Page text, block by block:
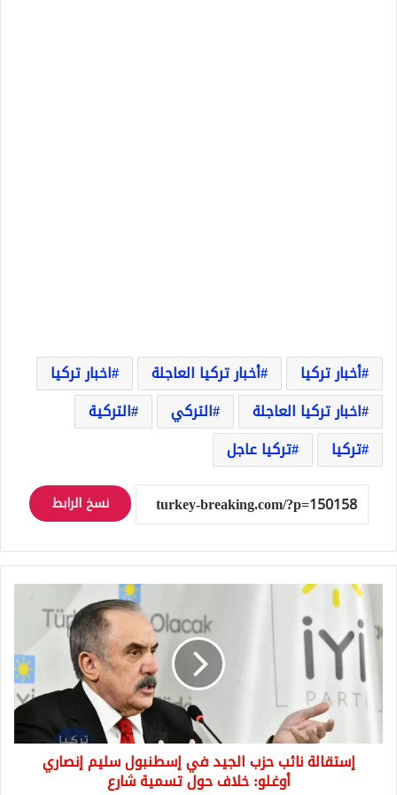
أخبار تركيا أخبار تركيا العاجلة
اخبار تركيا
اخبار تركيا العاجلة
التركي
التركية
تركيا
تركيا عاجل
نسخ الرابط
إستقالة
حزب
الجيد
إسطنبول
سليم
أوغلو:
إستقالة نائب حزب الجيد في إسطنبول سليم إنصاري
أوغلو: خلاف حول تسمية شارع